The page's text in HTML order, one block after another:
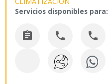
Servicios disponibles para:
  